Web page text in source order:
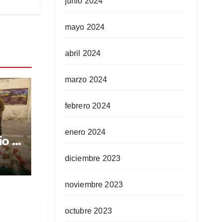
a
mayo 2024
abril 2024
marzo 2024
febrero 2024
enero 2024
diciembre 2023
noviembre 2023
octubre 2023